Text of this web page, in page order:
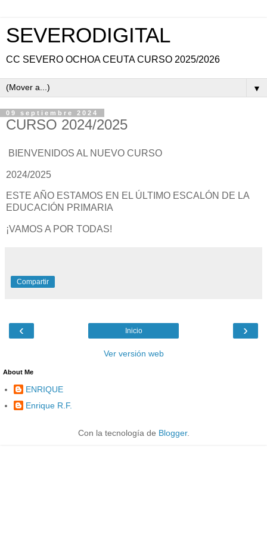
SEVERODIGITAL
CC SEVERO OCHOA CEUTA CURSO 2025/2026
▼
09 septiembre 2024
CURSO 2024/2025
BIENVENIDOS AL NUEVO CURSO
2024/2025
ESTE AÑO ESTAMOS EN EL ÚLTIMO ESCALÓN DE LA
EDUCACIÓN PRIMARIA
¡VAMOS A POR TODAS!
Compartir
‹ ›
Inicio
Ver versión web
About Me
ENRIQUE
Enrique R.F.
Con la tecnología de Blogger.